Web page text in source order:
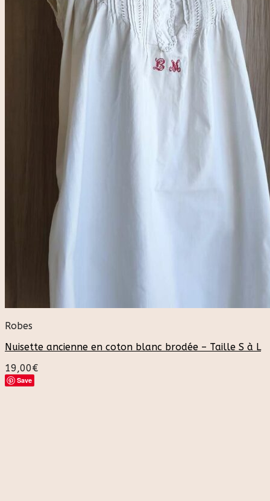
Robes
Nuisette ancienne en coton blanc brodée – Taille S à L
19,00€
Save